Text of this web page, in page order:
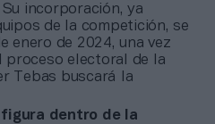
Su incorporación, ya
de la competición, se
enero de 2024, una vez
proceso electoral de la
Tebas buscará la
figura dentro de la